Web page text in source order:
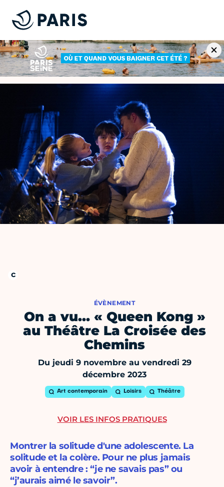
ÉVÈNEMENT
On a vu… « Queen Kong »
au Théâtre La Croisée des
Chemins
Du jeudi 9 novembre au vendredi 29
décembre 2023
Art contemporain Loisirs Théâtre
Montrer la solitude d'une adolescente. La
solitude et la colère. Pour ne plus jamais
avoir à entendre : “je ne savais pas” ou
“j’aurais aimé le savoir”.
VOIR LES INFOS PRATIQUES